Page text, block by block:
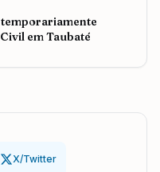
em Taubaté
X/Twitter